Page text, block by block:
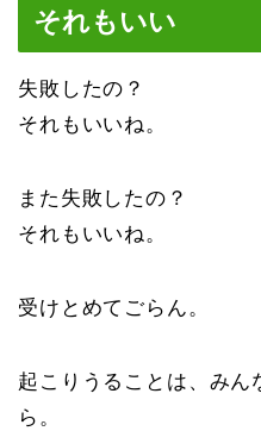
それもいい
失敗したの？
それもいいね。
また失敗したの？
それもいいね。
受けとめてごらん。
起こりうることは、み
ら。